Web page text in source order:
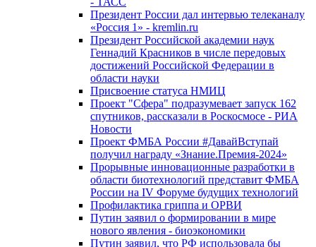
Президент России дал интервью телеканалу
«Россия 1» - kremlin.ru
Президент Российской академии наук
Геннадий Красников в числе передовых
достижений Российской Федерации в
области науки
Присвоение статуса НМИЦ
Проект "Сфера" подразумевает запуск 162
спутников, рассказали в Роскосмосе - РИА
Новости
Проект ФМБА России #ДавайВступай
получил награду «Знание.Премия-2024»
Прорывные инновационные разработки в
области биотехнологий представит ФМБА
России на IV Форуме будущих технологий
Профилактика гриппа и ОРВИ
Путин заявил о формировании в мире
нового явления - биоэкономики
Путин заявил, что РФ использовала бы